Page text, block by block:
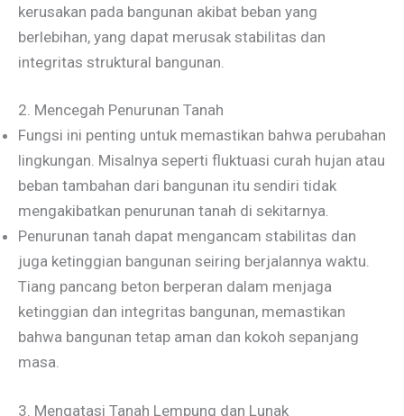
kerusakan pada bangunan akibat beban yang
berlebihan, yang dapat merusak stabilitas dan
integritas struktural bangunan.
2. Mencegah Penurunan Tanah
Fungsi ini penting untuk memastikan bahwa perubahan
lingkungan. Misalnya seperti fluktuasi curah hujan atau
beban tambahan dari bangunan itu sendiri tidak
mengakibatkan penurunan tanah di sekitarnya.
Penurunan tanah dapat mengancam stabilitas dan
juga ketinggian bangunan seiring berjalannya waktu.
Tiang pancang beton berperan dalam menjaga
ketinggian dan integritas bangunan, memastikan
bahwa bangunan tetap aman dan kokoh sepanjang
masa.
3. Mengatasi Tanah Lempung dan Lunak